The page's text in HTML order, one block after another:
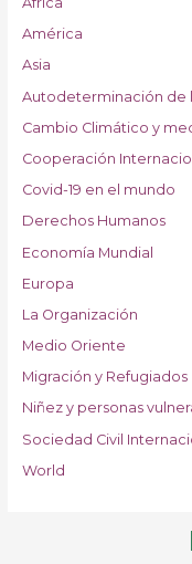
América
Asia
Autodeterminación de
Cambio Climático y
Cooperación
Covid-19 en el mundo
Derechos Humanos
Economía Mundial
Europa
La Organización
Medio Oriente
Migración y Refugiados
Niñez y personas
Sociedad Civil
World